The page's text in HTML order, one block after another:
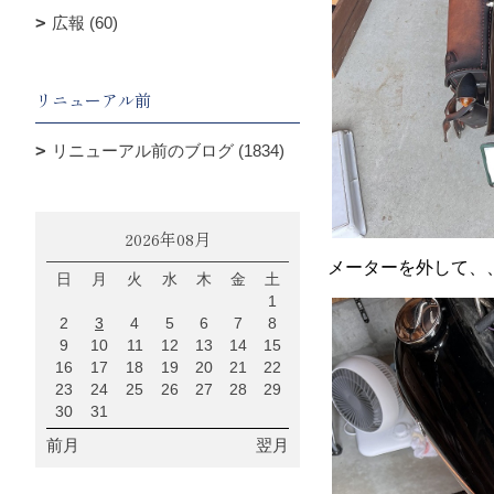
メーターを外して、
広報 (60)
リニューアル前
リニューアル前のブログ (1834)
2026年08月
日 月 火 水 木 金
土
1
2
3 4 5 6 7
8
9
10 11 12 13 14
15
16
17 18 19 20 21
22
23
24 25 26 27 28
29
30
31
前月 翌月